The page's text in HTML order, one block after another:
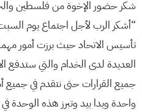
شكر حضور الإخوة من فلسطين
“أشكر الرب لأجل اجتماع يوم
تأسيس الاتحاد حيث برزت أمور
العديدة لدى الخدام والتي ستدفع
جميع القرارات حتى نتقدم في جميع
واحدة ويدا بيد وتبرز هذه الوحدة في